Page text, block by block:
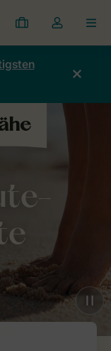
Meine
Buchungen
Dropdown-
Menü
Kontos